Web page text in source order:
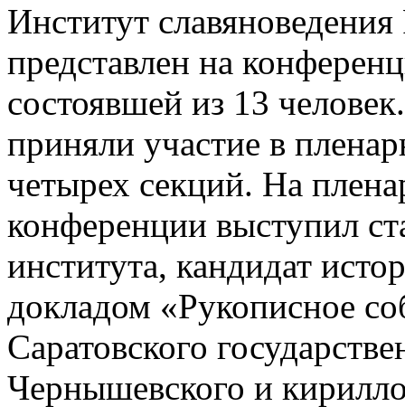
Институт
представлен на
состоявшей из 13
приняли участие в
четырех секций. На
конференции выступил
института, кандидат
докладом «Рукописное
Саратовского
Чернышевского и